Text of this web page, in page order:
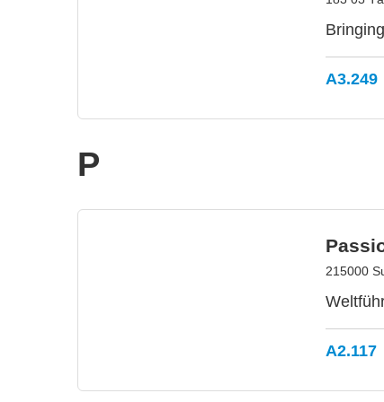
A3.249
P
215000
A2.117